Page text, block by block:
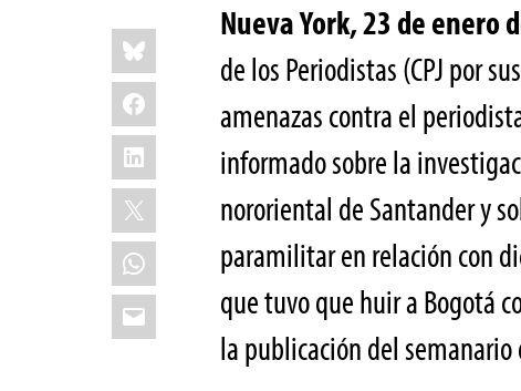
Share
this:
Bluesky
Facebook
LinkedIn
X
WhatsApp
Email
Nueva York, 23 de
de los Periodistas (CPJ por
amenazas contra el
informado sobre la
nororiental de Santander y
paramilitar en relación con
que tuvo que huir a Bogotá
la publicación del